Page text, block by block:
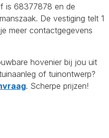
is 68377878 en de
De vestiging telt 1
meer contactgegevens
hovenier bij jou uit
of tuinontwerp?
. Scherpe prijzen!